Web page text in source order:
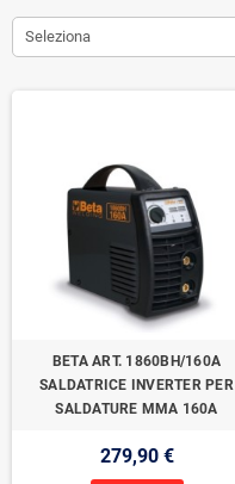
Seleziona
BETA ART. 1860BH/160A
SALDATRICE INVERTER PER
SALDATURE MMA 160A
279,90 €